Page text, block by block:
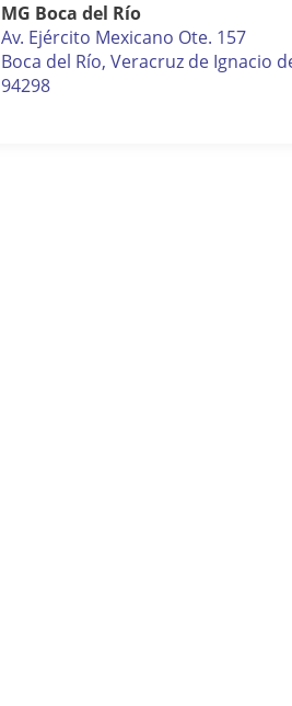
MG Boca del Río
Av. Ejército Mexicano Ote. 157
Boca del Río,Veracruz de Ignacio
94298